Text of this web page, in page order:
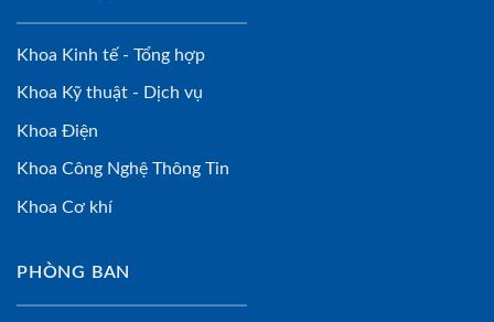
Khoa Kinh tế - Tổng hợp
Khoa Kỹ thuật - Dịch vụ
Khoa Điện
Khoa Công Nghệ Thông Tin
Khoa Cơ khí
PHÒNG BAN